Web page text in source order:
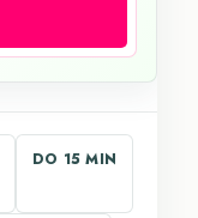
DO 15 MIN